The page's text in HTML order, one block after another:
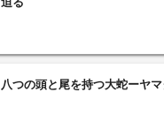
八つの頭と尾を持つ大蛇ーヤ